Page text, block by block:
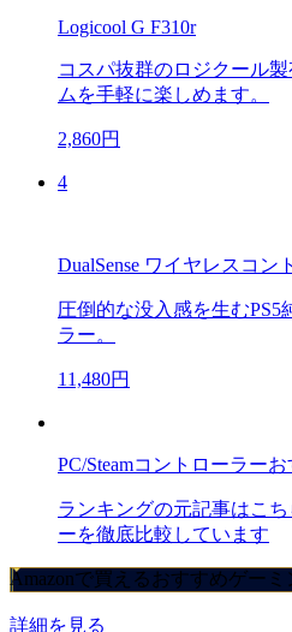
Logicool G F310r
コスパ抜群のロジクール
ムを手軽に楽しめます。
2,860円
4
DualSense ワイヤレスコン
圧倒的な没入感を生む
ラー。
11,480円
PC/Steamコントローラー
ランキングの元記事はこ
ーを徹底比較しています
Amazonで買えるおすすめゲー
詳細を見る